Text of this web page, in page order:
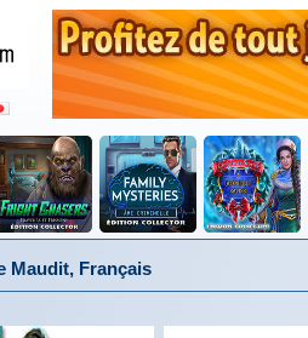
Maudit, Français